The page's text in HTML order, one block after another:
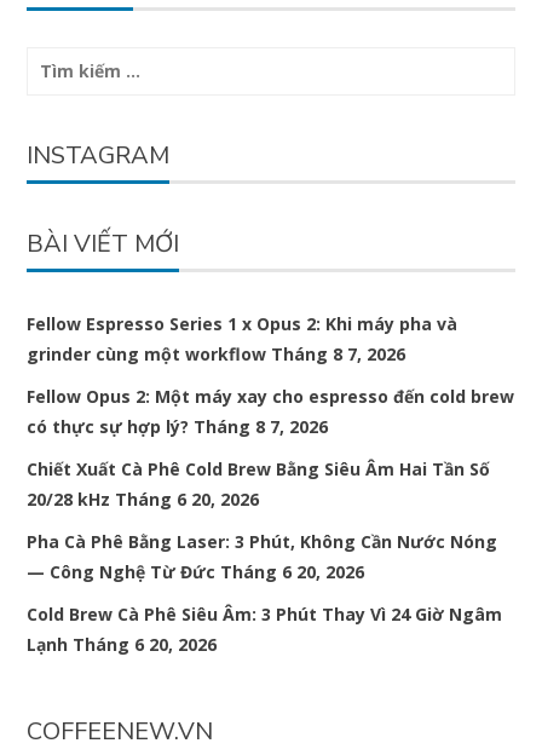
Tìm
INSTAGRAM
BÀI VIẾT MỚI
Fellow Espresso Series 1 x Opus 2: Khi máy pha và
grinder cùng một workflow Tháng 8 7, 2026
Fellow Opus 2: Một máy xay cho espresso đến cold brew
có thực sự hợp lý? Tháng 8 7, 2026
Chiết Xuất Cà Phê Cold Brew Bằng Siêu Âm Hai Tần Số
20/28 kHz Tháng 6 20, 2026
Pha Cà Phê Bằng Laser: 3 Phút, Không Cần Nước Nóng
— Công Nghệ Từ Đức Tháng 6 20, 2026
Cold Brew Cà Phê Siêu Âm: 3 Phút Thay Vì 24 Giờ Ngâm
Lạnh Tháng 6 20, 2026
COFFEENEW.VN